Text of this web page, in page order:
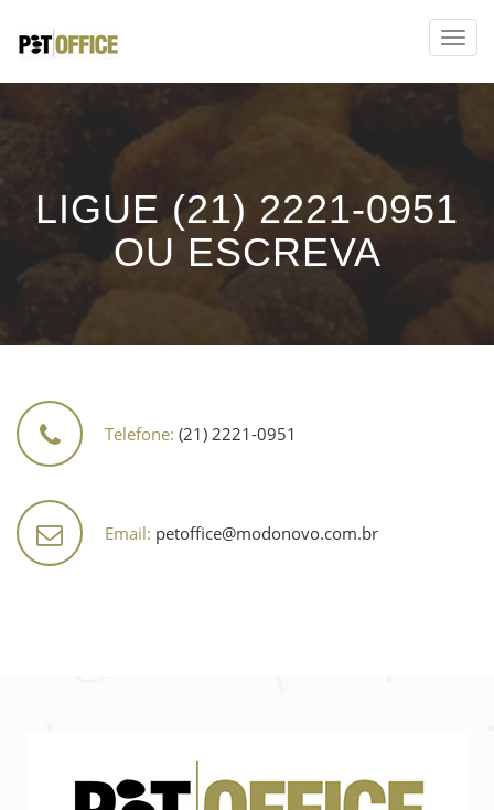
LIGUE (21) 2221-0951
OU ESCREVA
Telefone: (21) 2221-0951
Email: petoffice@modonovo.com.br